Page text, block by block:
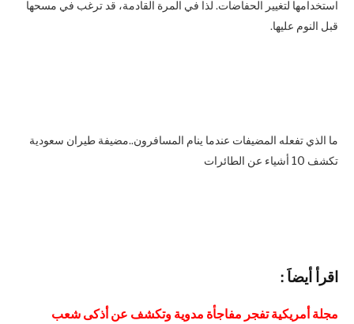
استخدامها لتغيير الحفاضات. لذا في المرة القادمة، قد ترغب في مسحها
قبل النوم عليها.
ما الذي تفعله المضيفات عندما ينام المسافرون..مضيفة طيران سعودية
تكشف 10 أشياء عن الطائرات
قرأ أيضاَ :
مجلة أمريكية تفجر مفاجأة مدوية وتكشف عن أذكى شعب